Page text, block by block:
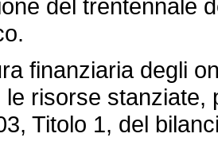
del trentennale
finanziaria degli
risorse stanziate,
Titolo 1, del